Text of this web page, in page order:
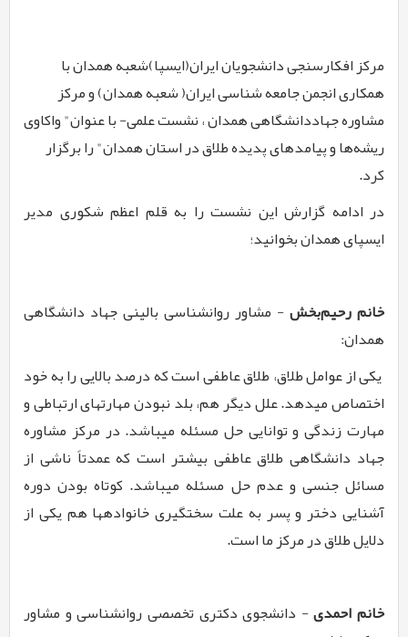
مرکز افکارسنجی دانشجویان ایران(ایسپا)شعبه همدان با
همکاری انجمن جامعه شناسی ایران( شعبه همدان) و مرکز
مشاوره جهاددانشگاهی همدان ، نشست علمی- با عنوان" واکاوی
ریشه‌­ها و پیامدهای پدیده طلاق در استان همدان" را برگزار
کرد.
در ادامه گزارش این نشست را به قلم اعظم شکوری مدیر
ایسپای همدان بخوانید؛
خانم رحیم­‌بخش- مشاور روان­شناسی بالینی جهاد دانشگاهی
همدان:
یکی از عوامل طلاق، طلاق عاطفی است که درصد بالایی را به خود
اختصاص می­دهد. علل دیگر هم، بلد نبودن مهارت­های ارتباطی و
مهارت زندگی و توانایی حل مسئله می­باشد. در مرکز مشاوره
جهاد دانشگاهی طلاق عاطفی بیشتر است که عمدتاً ناشی از
مسائل جنسی و عدم حل مسئله می­باشد. کوتاه بودن دوره
آشنایی دختر و پسر به علت سخت­گیری خانواده­ها هم یکی از
دلایل طلاق در مرکز ما است.
خانم احمدی- دانشجوی دکتری تخصصی روان­شناسی و مشاور